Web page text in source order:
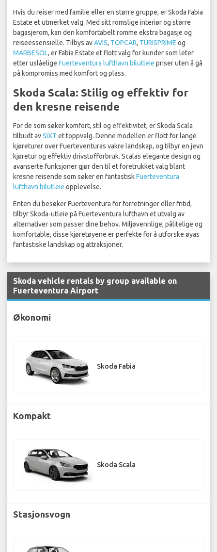
Hvis du reiser med familie eller en større gruppe, er Skoda Fabia
Estate et utmerket valg. Med sitt romslige interiør og større
bagasjerom, kan den komfortabelt romme ekstra bagasje og
reiseessensielle. Tilbys avAVIS, TOPCAR, TURISPRIME og
MARBESOL, er Fabia Estate et flott valg for kunder som leter
etter uslåelige Fuerteventura lufthavn bilutleie priser uten å gå
på kompromiss med komfort og plass.
Skoda Scala: Stilig og effektiv for
den kresne reisende
For de som søker komfort, stil og effektivitet, er Skoda Scala
tilbudt avSIXT et toppvalg. Denne modellen er flott for lange
kjøreturer over Fuerteventuras vakre landskap, og tilbyr en jevn
kjøretur og effektiv drivstofforbruk. Scalas elegante design og
avanserte funksjoner gjør den til et foretrukket valg blant
kresne reisende som søker en fantastiskFuerteventura
lufthavn bilutleie opplevelse.
Enten du besøker Fuerteventura for forretninger eller fritid,
tilbyr Skoda-utleie på Fuerteventura lufthavn et utvalg av
alternativer som passer dine behov. Miljøvennlige, pålitelige og
komfortable, disse kjøretøyene er perfekte for å utforske øyas
fantastiske landskap og attraksjoner.
Skoda vehicle rentals by group available on
Fuerteventura Airport
Økonomi
Skoda Fabia
Kompakt
Skoda Scala
Stasjonsvogn